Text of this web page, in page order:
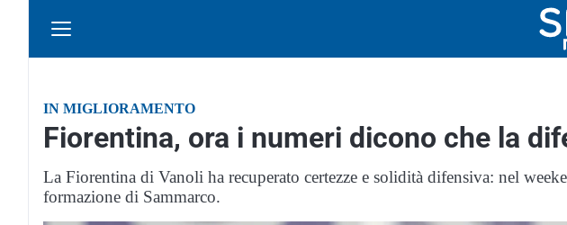
IN MIGLIORAMENTO
Fiorentina, ora i numeri dicono che la
La Fiorentina di Vanoli ha recuperato certezze e solidità difensiva: nel
formazione di Sammarco.